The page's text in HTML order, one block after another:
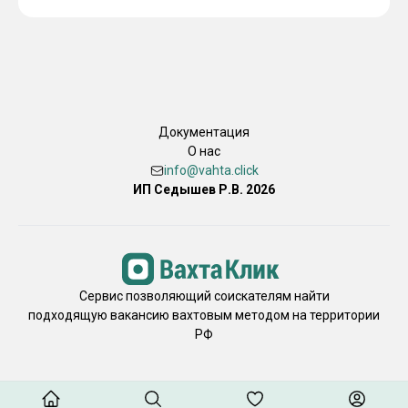
МЫ ПРОБИВАЕМ ВОЕНКОМАТ И БЛИЖАЙШИЙ
ПУНКТ ОТБОРА НА ТЕХНИЧЕСКУЮ ДОЛЖНОСТЬ.
НИКАКОГО ОБМАНА, ТОЛЬКО РЕАЛЬНЫЕ
ОТНОШЕНИЯ, ВЫПИСАННЫЕ ПОД ТЫЛОВУЮ ЧАСТЬ.
Документация
О нас
info@vahta.click
ИП Седышев Р.В. 2026
Сервис позволяющий соискателям найти
подходящую вакансию вахтовым методом на территории
РФ